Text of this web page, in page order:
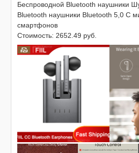
Беспроводной Bluetooth наушники
Bluetooth наушники Bluetooth 5,0 С
смартфонов
Стоимость: 2652.49 руб.
https://myref.pro/2Rx0BJj7ou